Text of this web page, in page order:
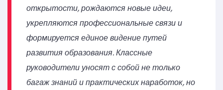
открытости, рождаются новые идеи,
укрепляются профессиональные связи и
формируется единое видение путей
развития образования. Классные
руководители уносят с собой не только
багаж знаний и практических наработок, но